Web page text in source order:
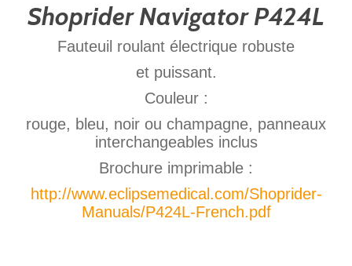
Shoprider Navigator P424L
Fauteuil roulant électrique robuste
et puissant.
Couleur :
rouge, bleu, noir ou champagne, panneaux
interchangeables inclus
Brochure imprimable :
http://www.eclipsemedical.com/Shoprider-
Manuals/P424L-French.pdf